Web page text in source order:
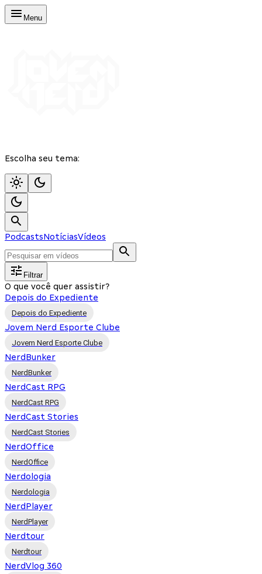
Menu
Escolha seu tema:
PodcastsNotíciasVídeos
Filtrar
O que você quer assistir?
Depois do Expediente
Depois do Expediente
Jovem Nerd Esporte Clube
Jovem Nerd Esporte Clube
NerdBunker
NerdBunker
NerdCast RPG
NerdCast RPG
NerdCast Stories
NerdCast Stories
NerdOffice
NerdOffice
Nerdologia
Nerdologia
NerdPlayer
NerdPlayer
Nerdtour
Nerdtour
NerdVlog 360